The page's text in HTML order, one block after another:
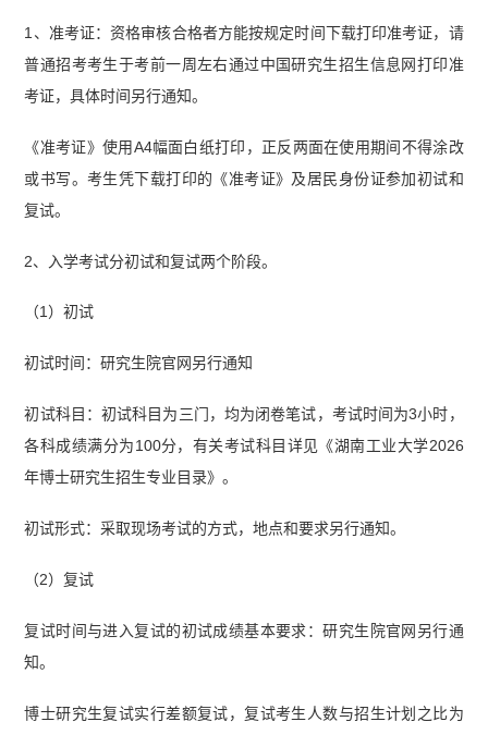
1、准考证：资格审核合格者方能按规定时间下载打印准考证，请
普通招考考生于考前一周左右通过中国研究生招生信息网打印准
考证，具体时间另行通知。
《准考证》使用A4幅面白纸打印，正反两面在使用期间不得涂改
或书写。考生凭下载打印的《准考证》及居民身份证参加初试和
复试。
2、入学考试分初试和复试两个阶段。
（1）初试
初试时间：研究生院官网另行通知
初试科目：初试科目为三门，均为闭卷笔试，考试时间为3小时，
各科成绩满分为100分，有关考试科目详见《湖南工业大学2026
年博士研究生招生专业目录》。
初试形式：采取现场考试的方式，地点和要求另行通知。
（2）复试
复试时间与进入复试的初试成绩基本要求：研究生院官网另行通
知。
博士研究生复试实行差额复试，复试考生人数与招生计划之比为